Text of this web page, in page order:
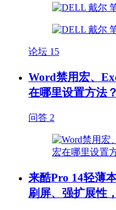
论坛 15
Word禁用宏、
在哪里设置方法？
问答 2
来酷Pro 14轻薄
刷屏、强扩展性